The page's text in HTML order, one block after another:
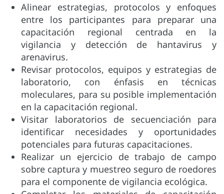
Alinear estrategias, protocolos y enfoques
entre los participantes para preparar una
capacitación regional centrada en la
vigilancia y detección de hantavirus y
arenavirus.
Revisar protocolos, equipos y estrategias de
laboratorio, con énfasis en técnicas
moleculares, para su posible implementación
en la capacitación regional.
Visitar laboratorios de secuenciación para
identificar necesidades y oportunidades
potenciales para futuras capacitaciones.
Realizar un ejercicio de trabajo de campo
sobre captura y muestreo seguro de roedores
para el componente de vigilancia ecológica.